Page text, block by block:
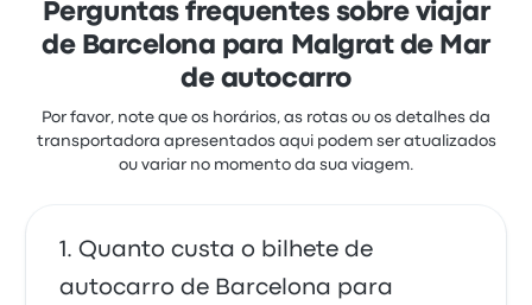
Perguntas frequentes sobre viajar
de Barcelona para Malgrat de Mar
de autocarro
Por favor, note que os horários, as rotas ou os detalhes da
transportadora apresentados aqui podem ser atualizados
ou variar no momento da sua viagem.
Quanto custa o bilhete de
autocarro de Barcelona para